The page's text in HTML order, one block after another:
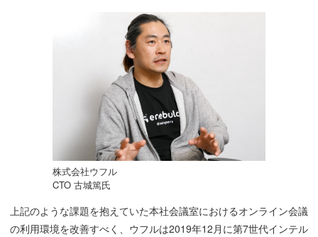
株式会社ウフル
CTO 古城篤氏
上記のような課題を抱えていた本社会議室におけるオンライン会議
の利用環境を改善すべく、ウフルは2019年12月に第7世代インテル